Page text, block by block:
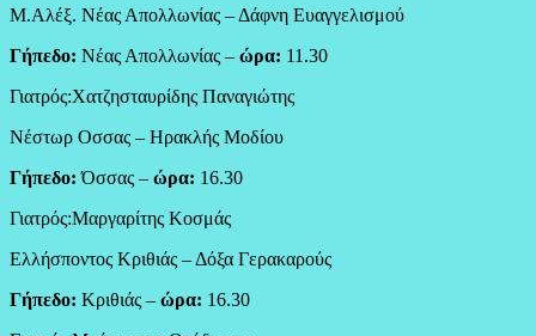
Μ.Αλέξ. Νέας Απολλωνίας – Δάφνη Ευαγγελισμού
Γήπεδο: Νέας Απολλωνίας – ώρα: 11.30
Γιατρός:Χατζησταυρίδης Παναγιώτης
Νέστωρ Οσσας – Ηρακλής Μοδίου
Γήπεδο:Όσσας – ώρα: 16.30
Γιατρός:Μαργαρίτης Κοσμάς
Ελλήσποντος Κριθιάς – Δόξα Γερακαρούς
Γήπεδο: Κριθιάς – ώρα: 16.30